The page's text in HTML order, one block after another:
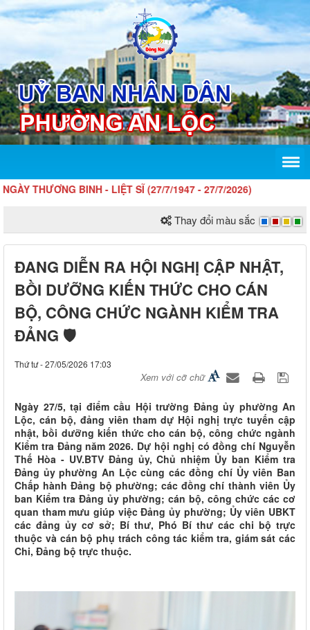
BINH - LIỆT SĨ (27/7/1947 - 27/7/2026)
Thay đổi màu sắc
ĐANG DIỄN RA HỘI NGHỊ CẬP NHẬT,
BỒI DƯỠNG KIẾN THỨC CHO CÁN
BỘ, CÔNG CHỨC NGÀNH KIỂM TRA
ĐẢNG 🛡️
Thứ tư - 27/05/2026 17:03
Xem với cỡ chữ
Ngày 27/5, tại điểm cầu Hội trường Đảng ủy phường An
Lộc, cán bộ, đảng viên tham dự Hội nghị trực tuyến cập
nhật, bồi dưỡng kiến thức cho cán bộ, công chức ngành
Kiểm tra Đảng năm 2026. Dự hội nghị có đồng chí Nguyễn
Thế Hòa - UV.BTV Đảng ủy, Chủ nhiệm Ủy ban Kiểm tra
Đảng ủy phường An Lộc cùng các đồng chí Ủy viên Ban
Chấp hành Đảng bộ phường; các đồng chí thành viên Ủy
ban Kiểm tra Đảng ủy phường; cán bộ, công chức các cơ
quan tham mưu giúp việc Đảng ủy phường; Ủy viên UBKT
các đảng ủy cơ sở; Bí thư, Phó Bí thư các chi bộ trực
thuộc và cán bộ phụ trách công tác kiểm tra, giám sát các
Chi, Đảng bộ trực thuộc.